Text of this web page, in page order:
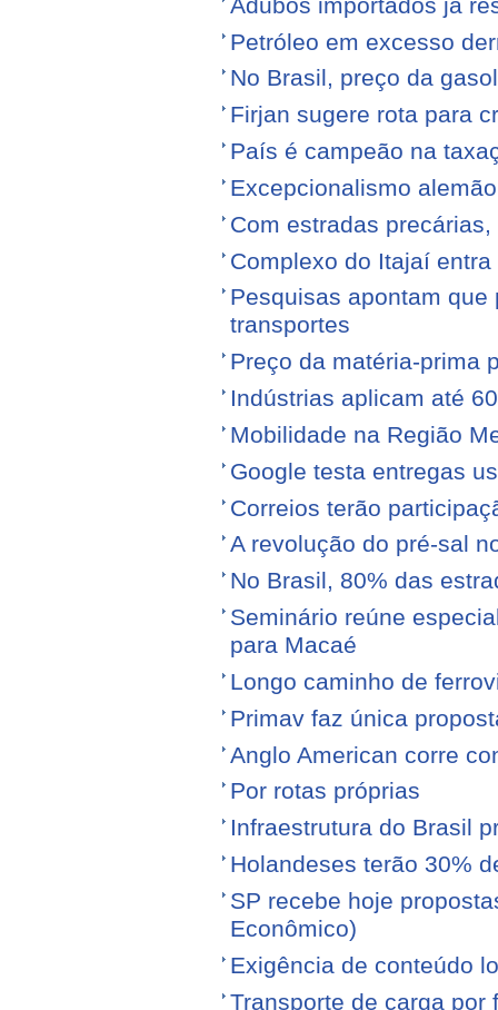
Adubos importados já
Petróleo em excesso
No Brasil, preço da
Firjan sugere rota para
País é campeão na
Excepcionalismo alemão
Com estradas
Complexo do Itajaí
Pesquisas apontam
transportes
Preço da matéria-prima
Indústrias aplicam até
Mobilidade na Região
Google testa entregas
Correios terão
A revolução do pré-sal
No Brasil, 80% das
Seminário reúne
para Macaé
Longo caminho de
Primav faz única
Anglo American corre
Por rotas próprias
Infraestrutura do Brasil
Holandeses terão 30%
SP recebe hoje
Econômico)
Exigência de conteúdo
Transporte de carga por